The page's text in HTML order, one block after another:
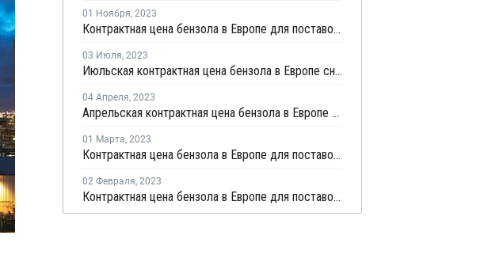
01 Ноября, 2023
Контрактная цена бензола в Европе для поставок в ноябре снизилась на EUR148
03 Июля, 2023
Июльская контрактная цена бензола в Европе снизилась на EUR79
04 Апреля, 2023
Апрельская контрактная цена бензола в Европе снизилась на EUR1
01 Марта, 2023
Контрактная цена бензола в Европе для поставок в марте снизилась на EUR1
02 Февраля, 2023
Контрактная цена бензола в Европе для поставок в феврале выросла на EUR108 за тонну